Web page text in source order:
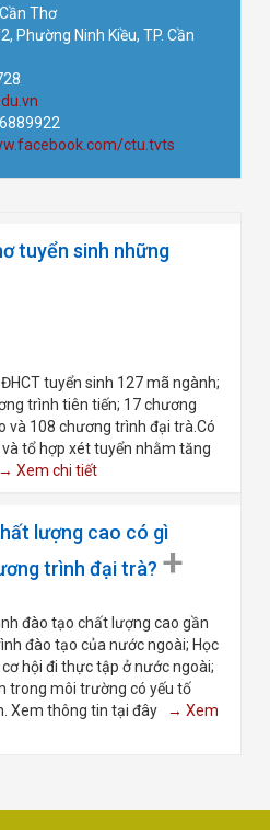
Thơ
Phường Ninh Kiều, TP. Cần
ctu.tvts
tuyển sinh những
tuyển sinh 127 mã ngành;
trình tiên tiến; 17 chương
và 108 chương trình đại trà.Có
tổ hợp xét tuyển nhằm tăng
→ Xem chi tiết
lượng cao có gì
trình đại trà? +
đào tạo chất lượng cao gần
đào tạo của nước ngoài; Học
hội đi thực tập ở nước ngoài;
trong môi trường có yếu tố
Xem thông tin tại đây
→ Xem